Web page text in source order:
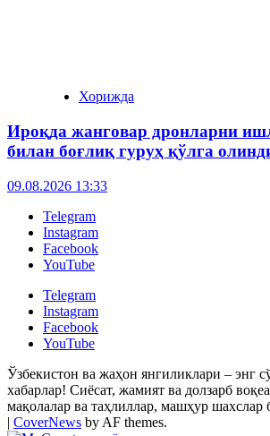
Хорижда
Ироқда жанговар дронларни
билан боғлиқ гуруҳ қўлга
09.08.2026 13:33
Telegram
Instagram
Facebook
YouTube
Telegram
Instagram
Facebook
YouTube
Ўзбекистон ва жаҳон янгиликлари – энг
хабарлар! Сиёсат, жамият ва долзарб
мақолалар ва таҳлиллар, машҳур шахслар
| CoverNews by AF themes.